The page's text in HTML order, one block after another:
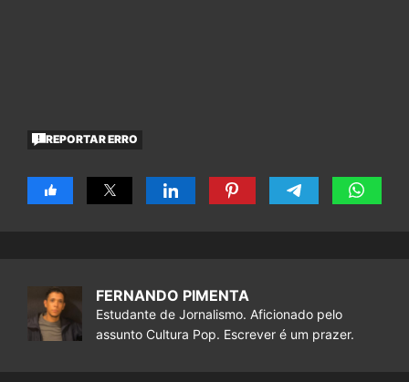
REPORTAR ERRO
FERNANDO PIMENTA
Estudante de Jornalismo. Aficionado pelo
assunto Cultura Pop. Escrever é um prazer.